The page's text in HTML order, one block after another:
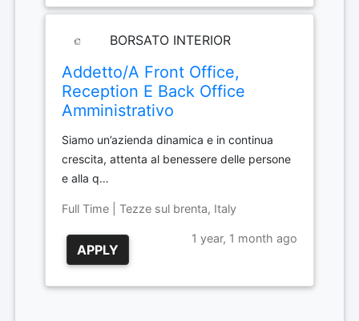
BORSATO INTERIOR
Addetto/A Front Office,
Reception E Back Office
Amministrativo
Siamo un’azienda dinamica e in continua
crescita, attenta al benessere delle persone
e alla q…
Full Time | Tezze sul brenta, Italy
APPLY
1 year, 1 month ago